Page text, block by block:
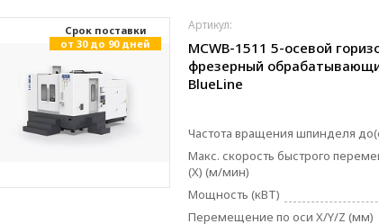
Cрок поставки
от 30 до 90 дней
Артикул:
MCWB-1511 5-осевой
фрезерный
BlueLine
Частота вращения шпинделя
Макс. скорость быстрого
(X) (м/мин)
Мощность (кВТ)
Перемещение по оси X/Y/Z (мм)